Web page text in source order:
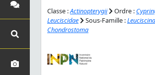
Classe :Actinopterygii Ordre :
Leuciscidae
Sous-Famille :
Chondrostoma